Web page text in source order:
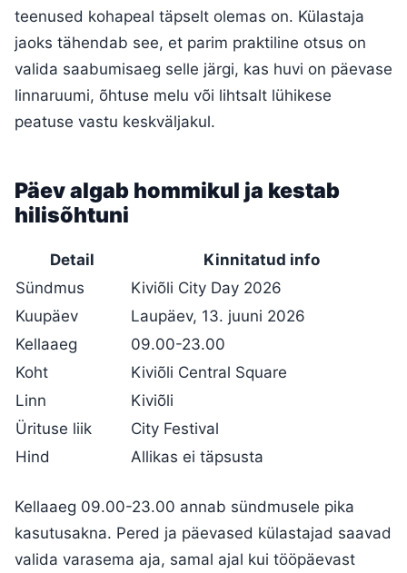
teenused kohapeal täpselt olemas on. Külastaja
jaoks tähendab see, et parim praktiline otsus on
valida saabumisaeg selle järgi, kas huvi on päevase
linnaruumi, õhtuse melu või lihtsalt lühikese
peatuse vastu keskväljakul.
Päev algab hommikul ja kestab
hilisõhtuni
Detail
Kinnitatud info
Sündmus
Kiviõli City Day 2026
Kuupäev
Laupäev, 13. juuni 2026
Kellaaeg
09.00-23.00
Koht
Kiviõli Central Square
Linn
Kiviõli
Ürituse liik
City Festival
Hind
Allikas ei täpsusta
Kellaaeg 09.00-23.00 annab sündmusele pika
kasutusakna. Pered ja päevased külastajad saavad
valida varasema aja, samal ajal kui tööpäevast